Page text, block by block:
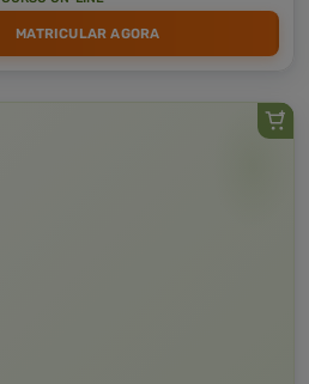
MATRICULAR AGORA